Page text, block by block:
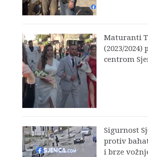
Maturanti
(2023/2024)
centrom
Sigurnost
protiv
i brze